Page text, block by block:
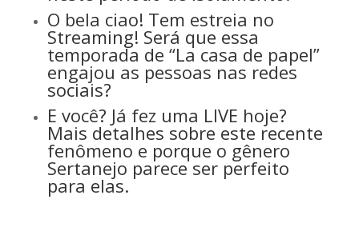
O bela ciao! Tem estreia no
Streaming! Será que essa
temporada de “La casa de papel”
engajou as pessoas nas redes
sociais?
E você? Já fez uma LIVE hoje?
Mais detalhes sobre este recente
fenômeno e porque o gênero
Sertanejo parece ser perfeito
para elas.